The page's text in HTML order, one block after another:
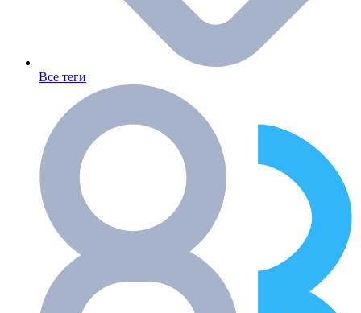
Все теги